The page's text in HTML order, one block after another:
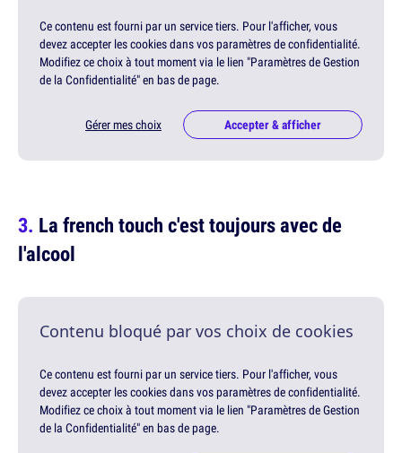
Ce contenu est fourni par un service tiers. Pour l'afficher, vous
devez accepter les cookies dans vos paramètres de confidentialité.
Modifiez ce choix à tout moment via le lien "Paramètres de Gestion
de la Confidentialité" en bas de page.
Gérer mes choix Accepter & afficher
La french touch c'est toujours avec de
l'alcool
Contenu bloqué par vos choix de cookies
Ce contenu est fourni par un service tiers. Pour l'afficher, vous
devez accepter les cookies dans vos paramètres de confidentialité.
Modifiez ce choix à tout moment via le lien "Paramètres de Gestion
de la Confidentialité" en bas de page.